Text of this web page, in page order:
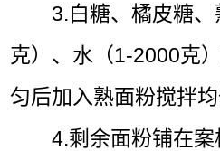
3.白糖、橘皮糖
克）、水（1-2000克
匀后加入熟面粉搅拌均
4.剩余面粉铺在